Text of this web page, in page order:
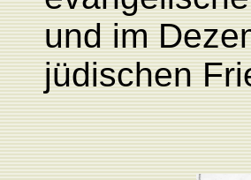
und im
jüdischen